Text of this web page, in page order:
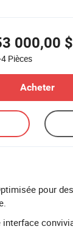
000,00
Pièces
Acheter
pour
interface